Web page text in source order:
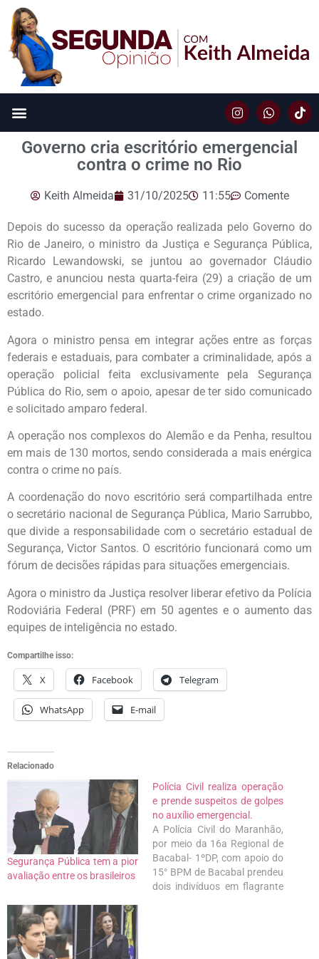
Governo cria escritório emergencial
contra o crime no Rio
Keith Almeida 31/10/2025 11:55 Comente
Depois do sucesso da operação realizada pelo Governo do
Rio de Janeiro, o ministro da Justiça e Segurança Pública,
Ricardo Lewandowski, se juntou ao governador Cláudio
Castro, e anunciou nesta quarta-feira (29) a criação de um
escritório emergencial para enfrentar o crime organizado no
estado.
Agora o ministro pensa em integrar ações entre as forças
federais e estaduais, para combater a criminalidade, após a
operação policial feita exclusivamente pela Segurança
Pública do Rio, sem o apoio, apesar de ter sido comunicado
e solicitado amparo federal.
A operação nos complexos do Alemão e da Penha, resultou
em mais de 130 mortos, sendo considerada a mais enérgica
contra o crime no país.
A coordenação do novo escritório será compartilhada entre
o secretário nacional de Segurança Pública, Mario Sarrubbo,
que divide a responsabilidade com o secretário estadual de
Segurança, Victor Santos. O escritório funcionará como um
fórum de decisões rápidas para situações emergenciais.
Agora o ministro da Justiça resolver liberar efetivo da Polícia
Rodoviária Federal (PRF) em 50 agentes e o aumento das
equipes de inteligência no estado.
Compartilhe isso:
X Facebook Telegram
WhatsApp E-mail
Relacionado
Segurança Pública tem a pior
avaliação entre os brasileiros
Polícia Civil realiza operação
e prende suspeitos de golpes
no auxílio emergencial.
A Polícia Civil do Maranhão,
por meio da 16a Regional de
Bacabal- 1ºDP, com apoio do
15° BPM de Bacabal prendeu
dois indivíduos em flagrante